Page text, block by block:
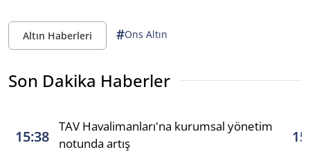
Altın Haberleri #Ons Altın
Son Dakika Haberler
15:38
TAV Havalimanları'na kurumsal yönetim
notunda artış